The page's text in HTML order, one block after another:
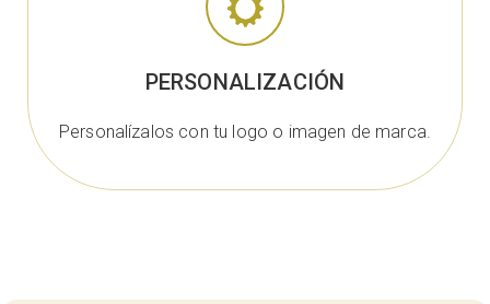
PERSONALIZACIÓN
Personalízalos con tu logo o imagen de marca.